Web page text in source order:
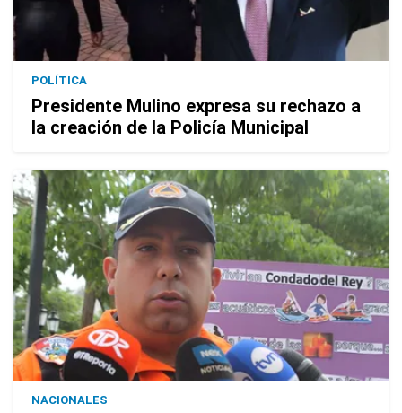
POLÍTICA
Presidente Mulino expresa su rechazo a
la creación de la Policía Municipal
NACIONALES